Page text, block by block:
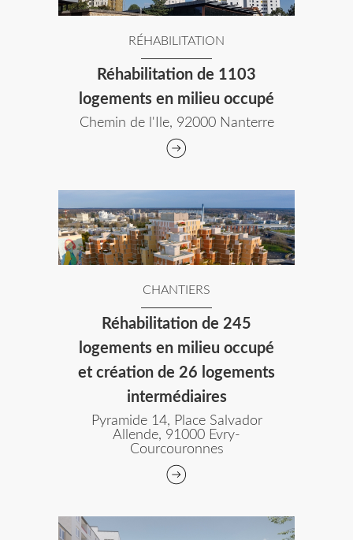
RÉHABILITATION
Réhabilitation de 1103
logements en milieu occupé
Chemin de l'Ile, 92000 Nanterre
CHANTIERS
Réhabilitation de 245
logements en milieu occupé
et création de 26 logements
intermédiaires
Pyramide 14, Place Salvador
Allende, 91000 Evry-
Courcouronnes